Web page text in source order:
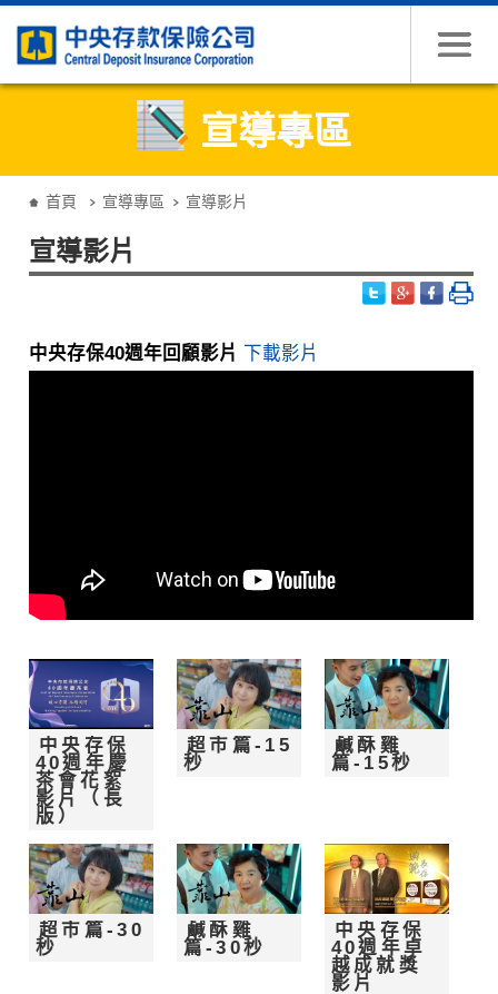
宣導專區
首頁 宣導專區 宣導影片
宣導影片
中央存保40週年回顧影片 下載影片
中央存保
40週年慶
茶會花絮
影片（長
版）
超市篇-15
秒
鹹酥雞
篇-15秒
超市篇-30
秒
鹹酥雞
篇-30秒
中央存保
40週年卓
越成就獎
影片